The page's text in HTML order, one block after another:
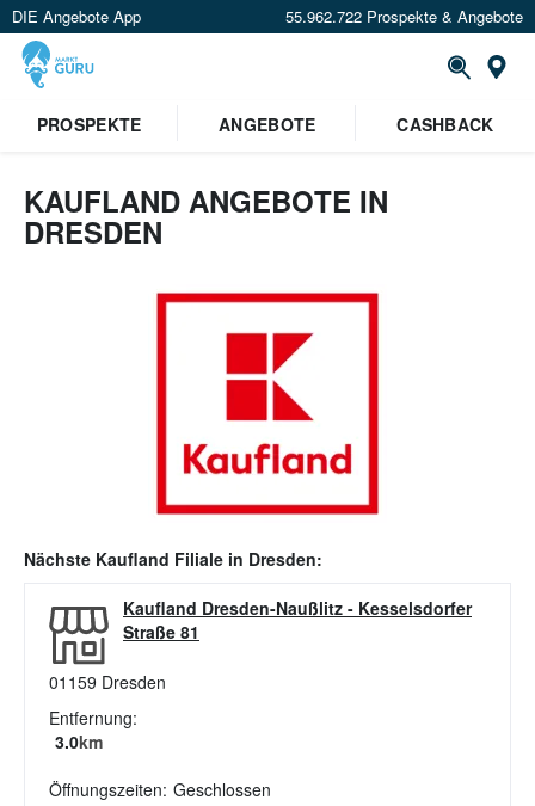
DIE Angebote App 55.962.722 Prospekte & Angebote
PROSPEKTE
ANGEBOTE CASHBACK
KAUFLAND ANGEBOTE IN
DRESDEN
Nächste Kaufland Filiale in Dresden:
Kaufland Dresden-Naußlitz - Kesselsdorfer
Straße 81
01159 Dresden
Entfernung:
3.0km
Öffnungszeiten: Geschlossen